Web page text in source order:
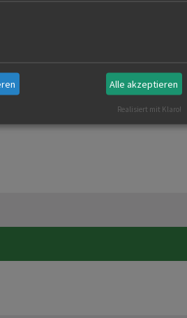
trafen sich die Teilnehmer
in der Nähe von Baden-Baden. Es
Alle akzeptieren
Realisiert mit Klaro!